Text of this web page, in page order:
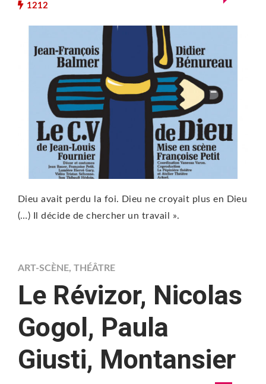
1212
Dieu avait perdu la foi. Dieu ne croyait plus en Dieu
(…) Il décide de chercher un travail ».
ART-SCÈNE, THÉÂTRE
Le Révizor, Nicolas
Gogol, Paula
Giusti, Montansier